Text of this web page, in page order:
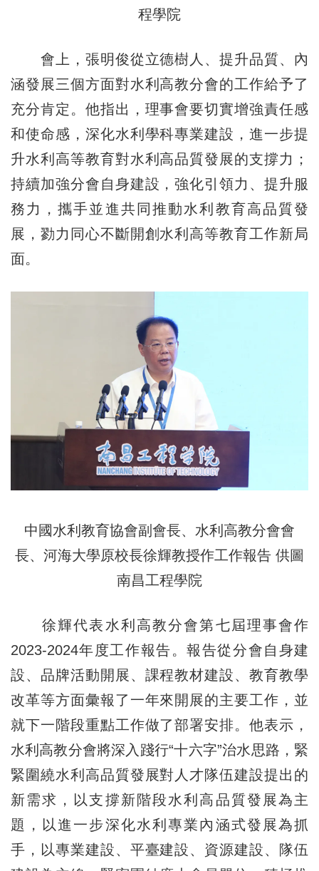
程學院
會上，張明俊從立德樹人、提升品質、內
涵發展三個方面對水利高教分會的工作給予了
充分肯定。他指出，理事會要切實增強責任感
和使命感，深化水利學科專業建設，進一步提
升水利高等教育對水利高品質發展的支撐力；
持續加強分會自身建設，強化引領力、提升服
務力，攜手並進共同推動水利教育高品質發
展，勠力同心不斷開創水利高等教育工作新局
面。
中國水利教育協會副會長、水利高教分會會
長、河海大學原校長徐輝教授作工作報告 供圖
南昌工程學院
徐輝代表水利高教分會第七屆理事會作
2023-2024年度工作報告。報告從分會自身建
設、品牌活動開展、課程教材建設、教育教學
改革等方面彙報了一年來開展的主要工作，並
就下一階段重點工作做了部署安排。他表示，
水利高教分會將深入踐行“十六字”治水思路，緊
緊圍繞水利高品質發展對人才隊伍建設提出的
新需求，以支撐新階段水利高品質發展為主
題，以進一步深化水利專業內涵式發展為抓
手，以專業建設、平臺建設、資源建設、隊伍